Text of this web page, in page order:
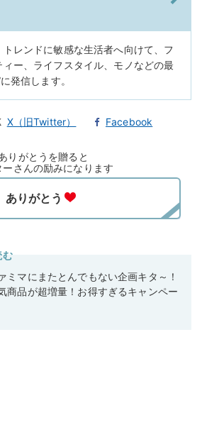
レンドに敏感な生活者へ向けて、フ
ィー、ライフスタイル、モノなどの最
発信します。
X（旧Twitter） Facebook
りがとうを贈ると
ーさんの励みになります
む
ミマにまたとんでもない企画キタ～！
商品が超増量！お得すぎるキャンペー